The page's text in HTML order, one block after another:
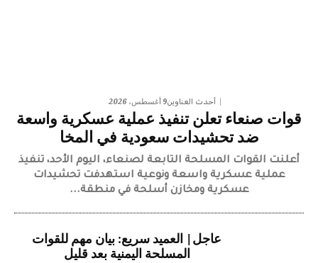
أحدث العناوين9 أغسطس، 2026
قوات صنعاء تعلن تنفيذ عملية عسكرية واسعة
ضد تحشيدات سعودية في المخا
​أعلنت القوات المسلحة التابعة لصنعاء، اليوم الأحد، تنفيذ
عملية عسكرية واسعة ونوعية استهدفت تحشيدات
عسكرية ومخازن أسلحة في منطقة...
عاجل| العميد سريع: بيان مهم للقوات
المسلحة اليمنية بعد قليل